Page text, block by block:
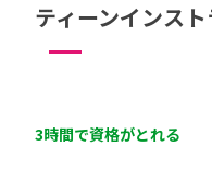
ティーンインス
3時間で資格がとれる